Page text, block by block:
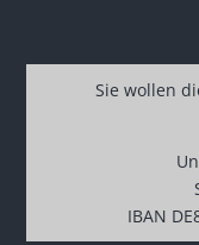
Sie wollen
IBAN